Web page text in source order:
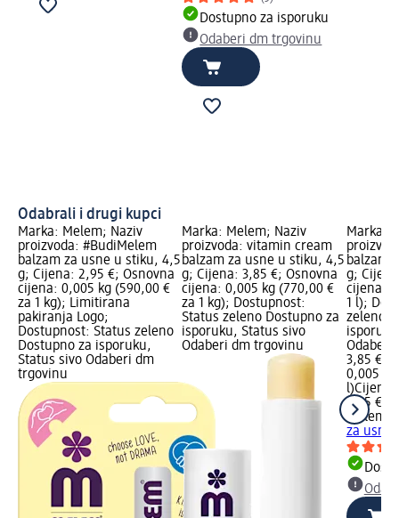
Dostupno za isporuku
Odaberi dm trgovinu
Odabrali i drugi kupci
Marka: Melem; Naziv
proizvoda: #BudiMelem
balzam za usne u stiku, 4,5
g; Cijena: 2,95 €; Osnovna
cijena: 0,005 kg (590,00 €
za 1 kg); Limitirana
pakiranja Logo;
Dostupnost: Status zeleno
Dostupno za isporuku,
Status sivo Odaberi dm
trgovinu
Marka: Melem; Naziv
proizvoda: vitamin cream
balzam za usne u stiku, 4,5
g; Cijena: 3,85 €; Osnovna
cijena: 0,005 kg (770,00 €
za 1 kg); Dostupnost:
Status zeleno Dostupno za
isporuku, Status sivo
Odaberi dm trgovinu
Marka:
balzam
g;
cijena:
1 l);
zeleno
Odaberi
3,85 €
0,005 l
l)Cijena
3,85 €
Melem
za usne